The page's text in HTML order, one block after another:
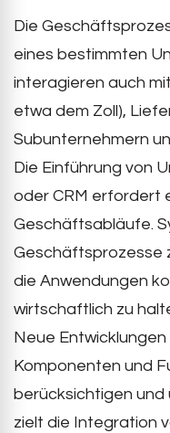
Die
eines bestimmten
interagieren auch
etwa dem Zoll),
Subunternehmern
Die Einführung von
oder CRM erfordert
Geschäftsabläufe.
Geschäftsprozesse
die Anwendungen
wirtschaftlich zu
Neue
Komponenten und
berücksichtigen und
zielt die Integration